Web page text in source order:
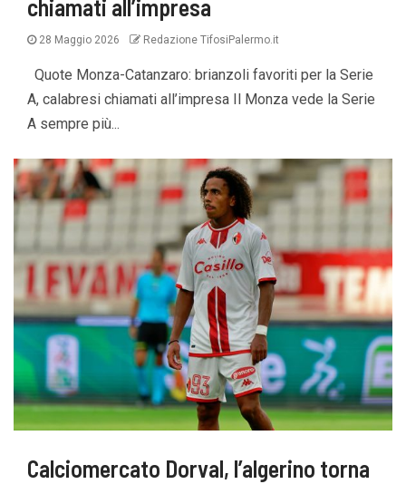
chiamati all’impresa
28 Maggio 2026 Redazione TifosiPalermo.it
Quote Monza-Catanzaro: brianzoli favoriti per la Serie
A, calabresi chiamati all’impresa Il Monza vede la Serie
A sempre più...
Calciomercato Dorval, l’algerino torna